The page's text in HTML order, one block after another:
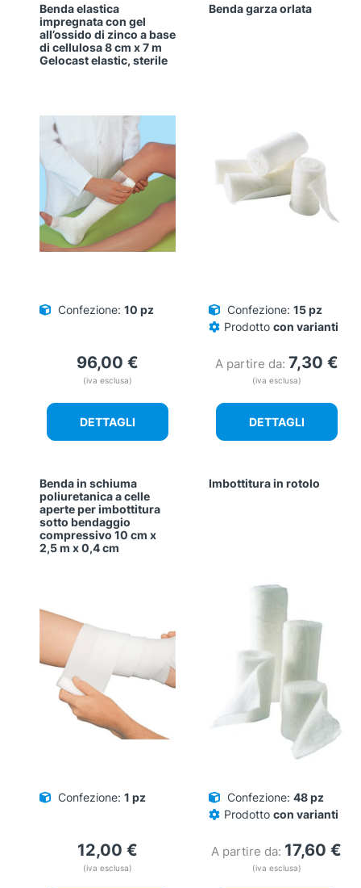
Benda elastica
impregnata con gel
all’ossido di zinco a base
di cellulosa 8 cm x 7 m
Gelocast elastic, sterile
Confezione: 10 pz
96,00 €
(iva esclusa)
DETTAGLI
Benda garza orlata
Confezione: 15 pz
Prodotto con varianti
A partire da: 7,30 €
(iva esclusa)
DETTAGLI
Benda in schiuma
poliuretanica a celle
aperte per imbottitura
sotto bendaggio
compressivo 10 cm x
2,5 m x 0,4 cm
Confezione: 1 pz
12,00 €
(iva esclusa)
Imbottitura in rotolo
Confezione: 48 pz
Prodotto con varianti
A partire da: 17,60 €
(iva esclusa)